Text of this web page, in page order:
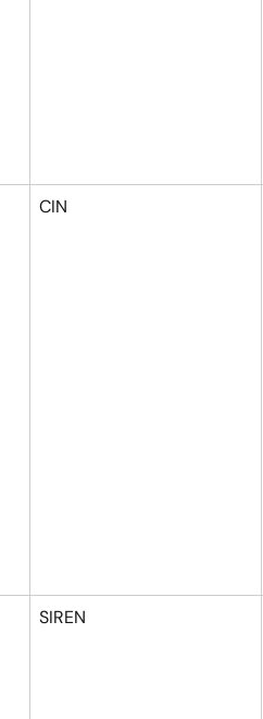
CIN
SIREN